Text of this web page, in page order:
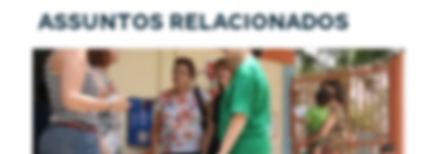
ASSUNTOS RELACIONADOS